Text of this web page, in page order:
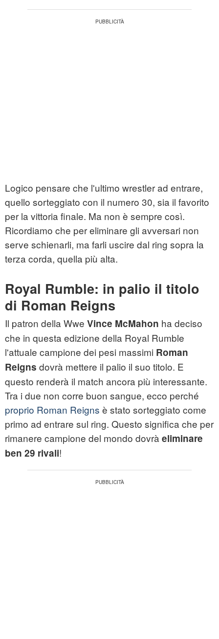
Logico pensare che l'ultimo wrestler ad entrare,
quello sorteggiato con il numero 30, sia il favorito
per la vittoria finale. Ma non è sempre così.
Ricordiamo che per eliminare gli avversari non
serve schienarli, ma farli uscire dal ring sopra la
terza corda, quella più alta.
Royal Rumble: in palio il titolo
di Roman Reigns
Il patron della Wwe Vince McMahon ha deciso
che in questa edizione della Royal Rumble
l'attuale campione dei pesi massimi Roman
Reigns dovrà mettere il palio il suo titolo. E
questo renderà il match ancora più interessante.
Tra i due non corre buon sangue, ecco perché
proprio Roman Reigns è stato sorteggiato come
primo ad entrare sul ring. Questo significa che per
rimanere campione del mondo dovrà eliminare
ben 29 rivali!